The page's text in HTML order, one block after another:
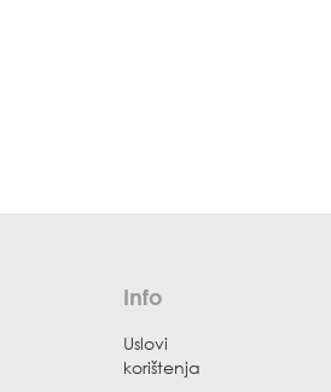
Info
Uslovi
korištenja